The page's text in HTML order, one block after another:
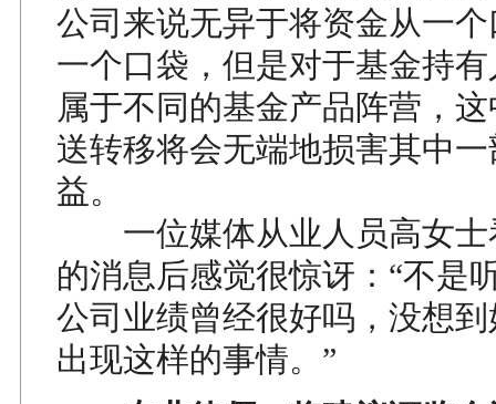
公司来说无异于将资金从一
一个口袋，但是对于基金持
属于不同的基金产品阵营，
送转移将会无端地损害其中
益。
一位媒体从业人员高女士
的消息后感觉很惊讶：“不是
公司业绩曾经很好吗，没想
出现这样的事情。”